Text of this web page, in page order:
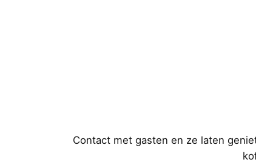
Contact met gasten en ze laten